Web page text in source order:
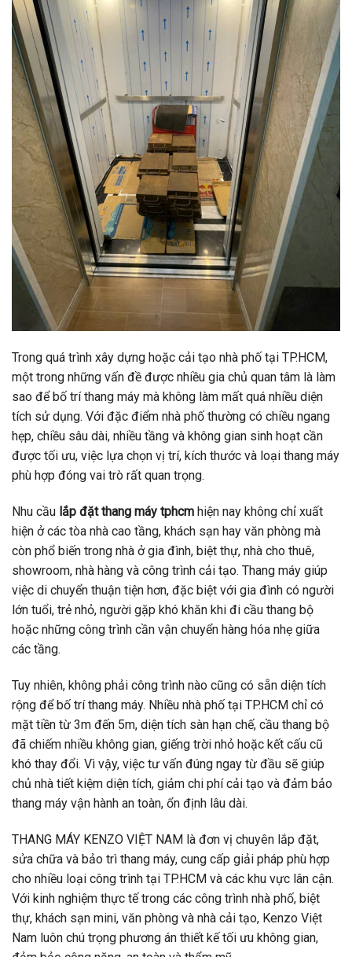
Trong quá trình xây dựng hoặc cải tạo nhà phố tại TP.HCM,
một trong những vấn đề được nhiều gia chủ quan tâm là làm
sao để bố trí thang máy mà không làm mất quá nhiều diện
tích sử dụng. Với đặc điểm nhà phố thường có chiều ngang
hẹp, chiều sâu dài, nhiều tầng và không gian sinh hoạt cần
được tối ưu, việc lựa chọn vị trí, kích thước và loại thang máy
phù hợp đóng vai trò rất quan trọng.
Nhu cầu lắp đặt thang máy tphcm hiện nay không chỉ xuất
hiện ở các tòa nhà cao tầng, khách sạn hay văn phòng mà
còn phổ biến trong nhà ở gia đình, biệt thự, nhà cho thuê,
showroom, nhà hàng và công trình cải tạo. Thang máy giúp
việc di chuyển thuận tiện hơn, đặc biệt với gia đình có người
lớn tuổi, trẻ nhỏ, người gặp khó khăn khi đi cầu thang bộ
hoặc những công trình cần vận chuyển hàng hóa nhẹ giữa
các tầng.
Tuy nhiên, không phải công trình nào cũng có sẵn diện tích
rộng để bố trí thang máy. Nhiều nhà phố tại TP.HCM chỉ có
mặt tiền từ 3m đến 5m, diện tích sàn hạn chế, cầu thang bộ
đã chiếm nhiều không gian, giếng trời nhỏ hoặc kết cấu cũ
khó thay đổi. Vì vậy, việc tư vấn đúng ngay từ đầu sẽ giúp
chủ nhà tiết kiệm diện tích, giảm chi phí cải tạo và đảm bảo
thang máy vận hành an toàn, ổn định lâu dài.
THANG MÁY KENZO VIỆT NAM là đơn vị chuyên lắp đặt,
sửa chữa và bảo trì thang máy, cung cấp giải pháp phù hợp
cho nhiều loại công trình tại TP.HCM và các khu vực lân cận.
Với kinh nghiệm thực tế trong các công trình nhà phố, biệt
thự, khách sạn mini, văn phòng và nhà cải tạo, Kenzo Việt
Nam luôn chú trọng phương án thiết kế tối ưu không gian,